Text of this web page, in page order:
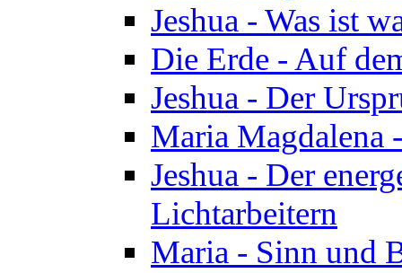
Jeshua - Was ist
Die Erde - Auf
Jeshua - Der
Maria Magdalena
Jeshua - Der
Lichtarbeitern
Maria - Sinn und